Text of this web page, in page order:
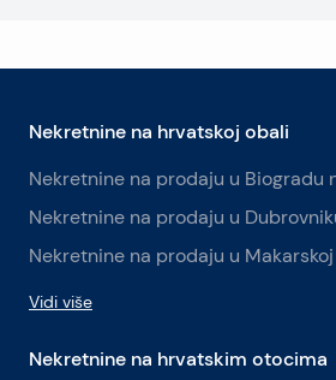
Nekretnine na hrvatskoj obali
Nekretnine na prodaju u Biogradu
Nekretnine na prodaju u
Nekretnine na prodaju u Makarskoj
Vidi više
Nekretnine na hrvatskim otocima